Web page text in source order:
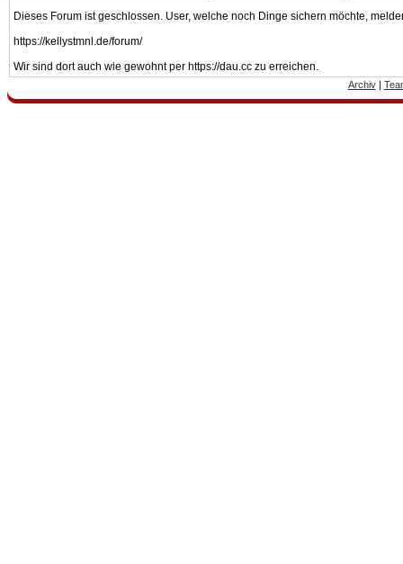
Dieses Forum ist geschlossen. User, welche noch Dinge sichern möchte,
https://kellystmnl.de/forum/
Wir sind dort auch wie gewohnt per https://dau.cc zu erreichen.
Archiv|